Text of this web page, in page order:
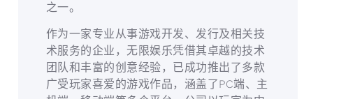
之一。
作为一家专业从事游戏开发、发行及相关技
术服务的企业，无限娱乐凭借其卓越的技术
团队和丰富的创意经验，已成功推出了多款
广受玩家喜爱的游戏作品，涵盖了PC端、主